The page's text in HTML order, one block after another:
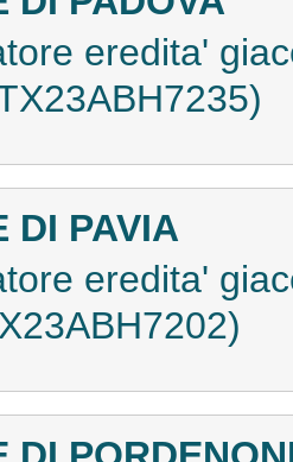
eredita'
DI PAVIA
eredita'